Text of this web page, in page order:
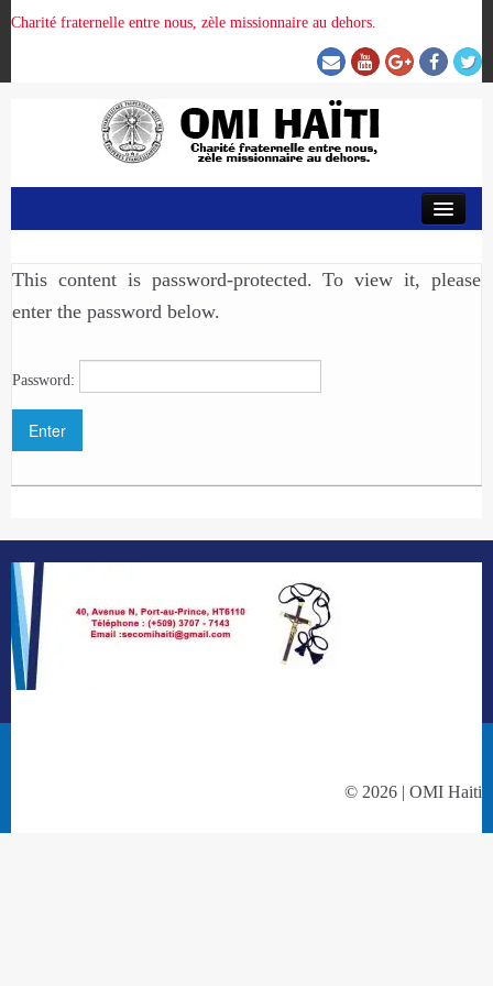
Charité fraternelle entre nous, zèle missionnaire au dehors.
ORGANISATION DE LA PROVINCE
CRUNITEHC
This content is password-protected. To view it, please
enter the password below.
Password:
© 2026 | OMI Haiti